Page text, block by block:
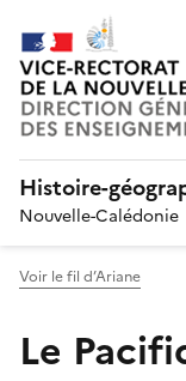
Histoire-
Nouvelle-Calédonie
Voir le fil d’Ariane
Le